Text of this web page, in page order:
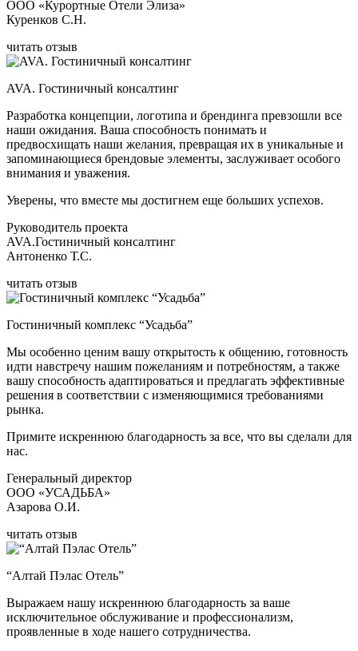
ООО «Курортные Отели Элиза»
Куренков С.Н.
читать отзыв
AVA. Гостиничный консалтинг
Разработка концепции, логотипа и брендинга превзошли все
наши ожидания. Ваша способность понимать и
предвосхищать наши желания, превращая их в уникальные и
запоминающиеся брендовые элементы, заслуживает особого
внимания и уважения.
Уверены, что вместе мы достигнем еще больших успехов.
Руководитель проекта
AVA.Гостиничный консалтинг
Антоненко Т.С.
читать отзыв
Гостиничный комплекс “Усадьба”
Мы особенно ценим вашу открытость к общению, готовность
идти навстречу нашим пожеланиям и потребностям, а также
вашу способность адаптироваться и предлагать эффективные
решения в соответствии с изменяющимися требованиями
рынка.
Примите искреннюю благодарность за все, что вы сделали для
нас.
Генеральный директор
ООО «УСАДЬБА»
Азарова О.И.
читать отзыв
“Алтай Пэлас Отель”
Выражаем нашу искреннюю благодарность за ваше
исключительное обслуживание и профессионализм,
проявленные в ходе нашего сотрудничества.